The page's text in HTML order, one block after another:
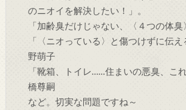
のニオイを解決したい！」。
「加齢臭だけじゃない、〈４つの体
「〈ニオっている〉と傷つけずに伝
野萌子
「靴箱、トイレ……住まいの悪臭、こ
橋尊嗣
など。切実な問題ですね～